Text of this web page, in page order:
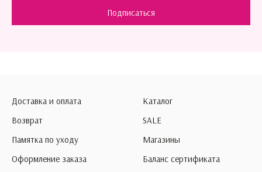
Подписаться
Доставка и оплата
Возврат
Памятка по уходу
Оформление заказа
Каталог
SALE
Магазины
Баланс сертификата